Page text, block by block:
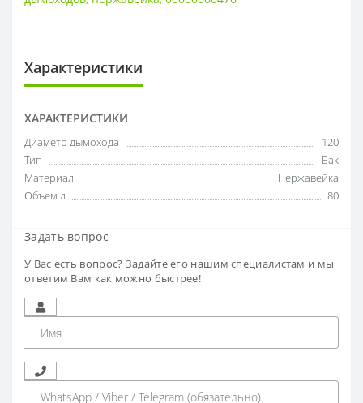
Характеристики
ХАРАКТЕРИСТИКИ
Диаметр дымохода
120
Тип
Бак
Материал
Нержавейка
Объем л
80
Задать вопрос
У Вас есть вопрос? Задайте его нашим специалистам и мы
ответим Вам как можно быстрее!